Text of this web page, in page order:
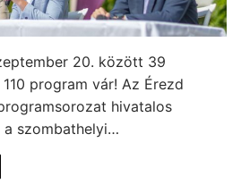
20. között 39
program vár! Az Érezd
hivatalos
a szombathelyi…